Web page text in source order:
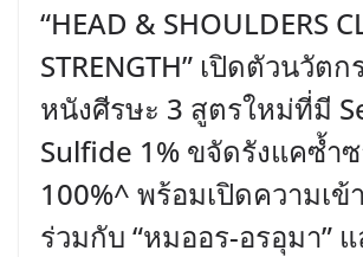
“HEAD & SHOULDERS
STRENGTH” เปิดตัวนวัต
หนังศีรษะ 3 สูตรใหม่ที่มี
Sulfide 1% ขจัดรังแคซ้ำ
100%^ พร้อมเปิดความเข้
ร่วมกับ “หมออร-อรอุมา”